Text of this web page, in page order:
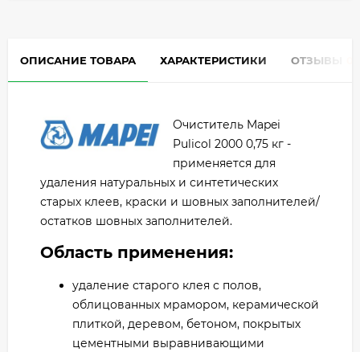
ОПИСАНИЕ ТОВАРА ХАРАКТЕРИСТИКИ ОТЗЫВЫ
Очиститель Mapei
Pulicol 2000 0,75 кг -
применяется для
удаления натуральных и синтетических
старых клеев, краски и шовных заполнителей/
остатков шовных заполнителей.
Область применения:
удаление старого клея с полов,
облицованных мрамором, керамической
плиткой, деревом, бетоном, покрытых
цементными выравнивающими